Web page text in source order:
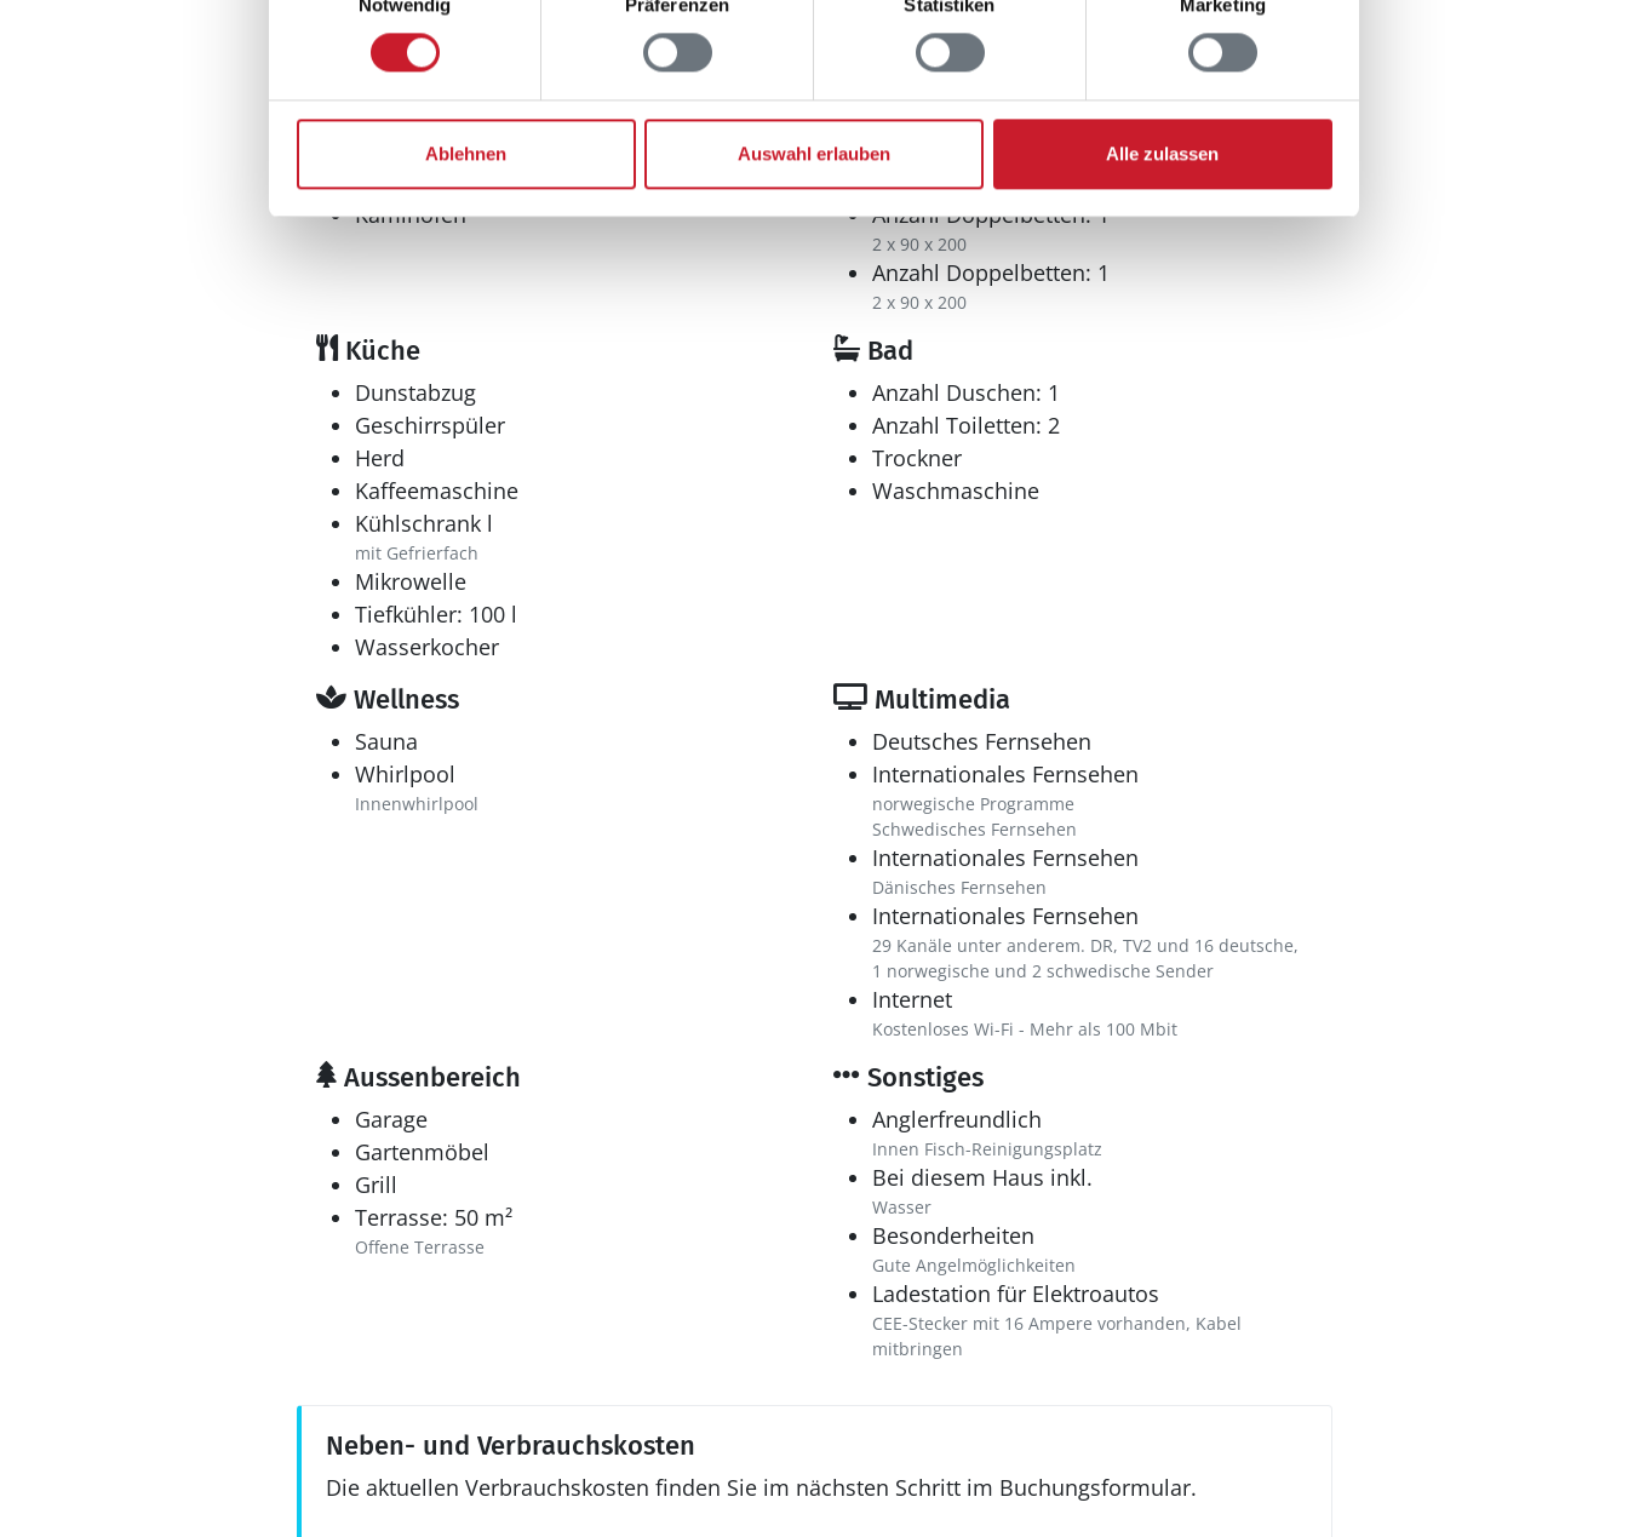
Notwendig
Präferenzen Statistiken Marketing
Ablehnen Auswahl erlauben Alle zulassen
Teilw. renoviert
Tolle Aussicht
Fjordblick
Wohnfläche: 104 m²
Kaminofen Anzahl Doppelbetten: 1
2 x 90 x 200
Anzahl Doppelbetten: 1
2 x 90 x 200
Küche
Dunstabzug
Geschirrspüler
Herd
Kaffeemaschine
Kühlschrank l
mit Gefrierfach
Mikrowelle
Tiefkühler: 100 l
Wasserkocher
Bad
Anzahl Duschen: 1
Anzahl Toiletten: 2
Trockner
Waschmaschine
Wellness
Sauna
Whirlpool
Innenwhirlpool
Multimedia
Deutsches Fernsehen
Internationales Fernsehen
norwegische Programme
Schwedisches Fernsehen
Internationales Fernsehen
Dänisches Fernsehen
Internationales Fernsehen
29 Kanäle unter anderem. DR, TV2 und 16 deutsche,
1 norwegische und 2 schwedische Sender
Internet
Kostenloses Wi-Fi - Mehr als 100 Mbit
Aussenbereich
Garage
Gartenmöbel
Grill
Terrasse: 50 m²
Offene Terrasse
Sonstiges
Anglerfreundlich
Innen Fisch-Reinigungsplatz
Bei diesem Haus inkl.
Wasser
Besonderheiten
Gute Angelmöglichkeiten
Ladestation für Elektroautos
CEE-Stecker mit 16 Ampere vorhanden, Kabel
mitbringen
Neben- und Verbrauchskosten
Die aktuellen Verbrauchskosten finden Sie im nächsten Schritt im Buchungsformular.